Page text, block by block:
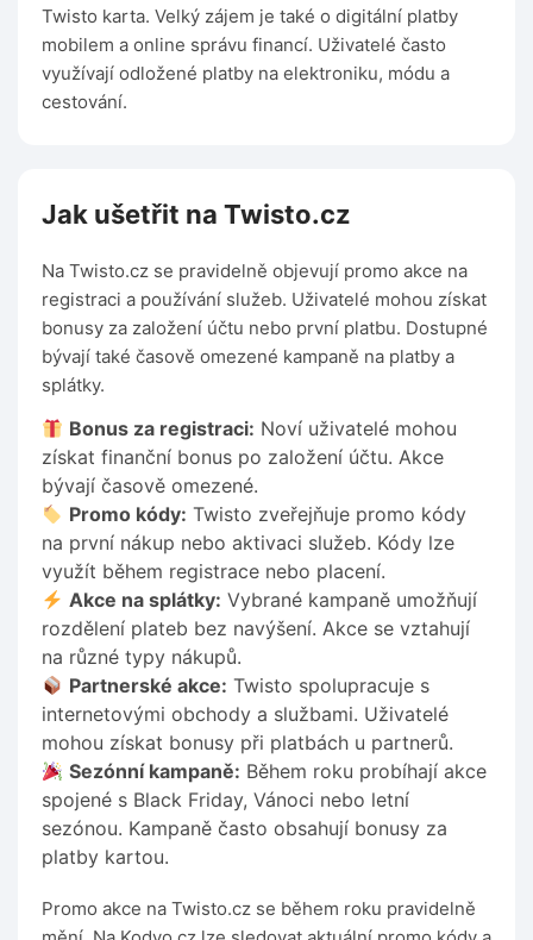
Twisto karta. Velký zájem je také o digitální platby
mobilem a online správu financí. Uživatelé často
využívají odložené platby na elektroniku, módu a
cestování.
Jak ušetřit na Twisto.cz
Na Twisto.cz se pravidelně objevují promo akce na
registraci a používání služeb. Uživatelé mohou získat
bonusy za založení účtu nebo první platbu. Dostupné
bývají také časově omezené kampaně na platby a
splátky.
Bonus za registraci: Noví uživatelé mohou
získat finanční bonus po založení účtu. Akce
bývají časově omezené.
Promo kódy: Twisto zveřejňuje promo kódy
na první nákup nebo aktivaci služeb. Kódy lze
využít během registrace nebo placení.
Akce na splátky: Vybrané kampaně umožňují
rozdělení plateb bez navýšení. Akce se vztahují
na různé typy nákupů.
Partnerské akce: Twisto spolupracuje s
internetovými obchody a službami. Uživatelé
mohou získat bonusy při platbách u partnerů.
Sezónní kampaně: Během roku probíhají akce
spojené s Black Friday, Vánoci nebo letní
sezónou. Kampaně často obsahují bonusy za
platby kartou.
Promo akce na Twisto.cz se během roku pravidelně